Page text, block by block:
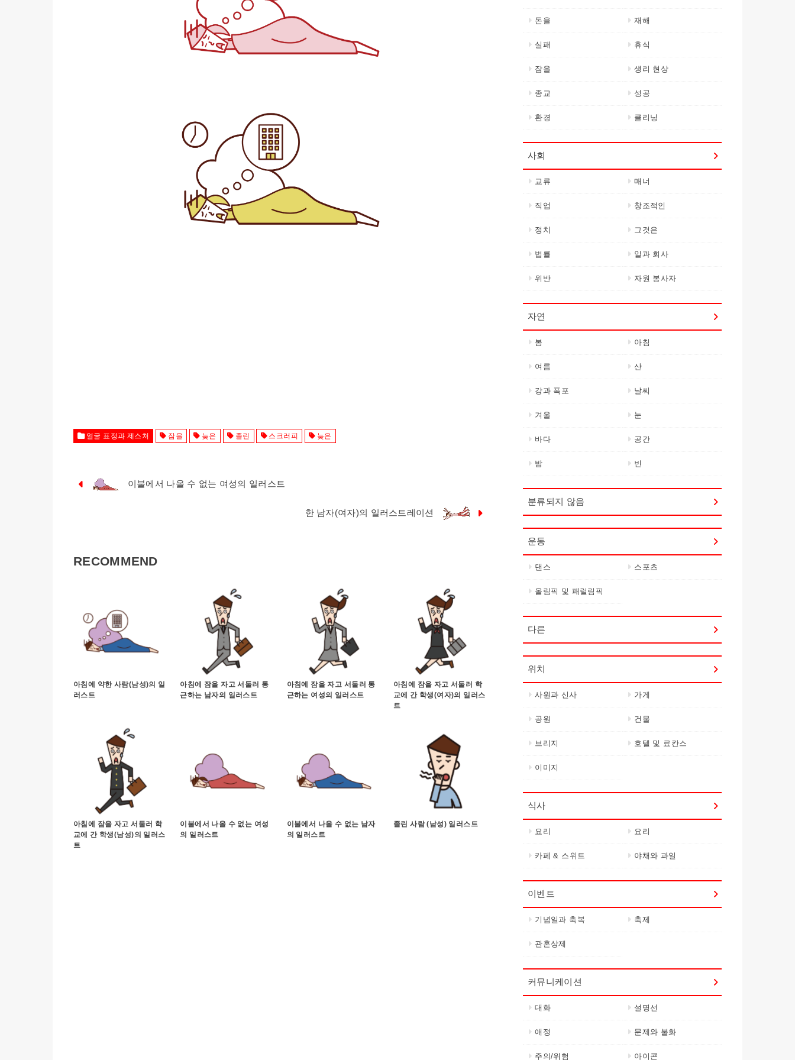
얼굴 표정과 제스처 잠을 늦은 졸린 스크러피 늦은
이불에서 나올 수 없는 여성의 일러스트
한 남자(여자)의 일러스트레이션
RECOMMEND
아침에 약한 사람(남성)의 일
러스트
아침에 잠을 자고 서둘러 통
근하는 남자의 일러스트
아침에 잠을 자고 서둘러 통
근하는 여성의 일러스트
아침에 잠을 자고 서둘러 학
교에 간 학생(여자)의 일러스
트
아침에 잠을 자고 서둘러 학
교에 간 학생(남성)의 일러스
트
이불에서 나올 수 없는 여성
의 일러스트
이불에서 나올 수 없는 남자
의 일러스트
졸린 사람 (남성) 일러스트
돈을 재해
실패 휴식
잠을 생리 현상
종교 성공
환경 클리닝
사회
교류 매너
직업 창조적인
정치 그것은
법률 일과 회사
위반 자원 봉사자
자연
봄 아침
여름 산
강과 폭포 날씨
겨울 눈
바다 공간
밤 빈
분류되지 않음
운동
댄스 스포츠
올림픽 및 패럴림픽
다른
위치
사원과 신사 가게
공원 건물
브리지 호텔 및 료칸스
이미지
식사
요리 요리
카페 & 스위트 야채와 과일
이벤트
기념일과 축복 축제
관혼상제
커뮤니케이션
대화 설명선
애정 문제와 불화
주의/위험 아이콘